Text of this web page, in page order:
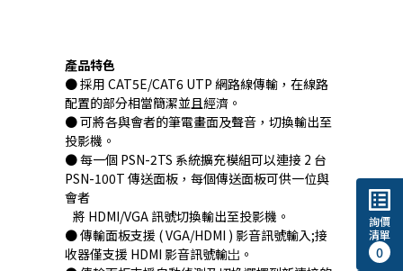
產品特色
● 採用 CAT5E/CAT6 UTP 網路線傳輸，在線路
配置的部分相當簡潔並且經濟。
● 可將各與會者的筆電畫面及聲音，切換輸出至
投影機。
● 每一個 PSN-2TS 系統擴充模組可以連接 2 台
PSN-100T 傳送面板，每個傳送面板可供一位與
會者
將 HDMI/VGA 訊號切換輸出至投影機。
● 傳輸面板支援 ( VGA/HDMI ) 影音訊號輸入;接
收器僅支援 HDMI 影音訊號輸岀。
list_alt
詢價
清單
0